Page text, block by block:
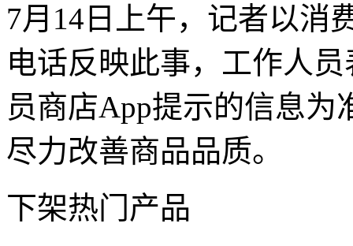
7月14日上午，记者以消
电话反映此事，工作人
员商店App提示的信息
尽力改善商品品质。
下架热门产品